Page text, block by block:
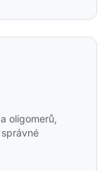
oligomerů,